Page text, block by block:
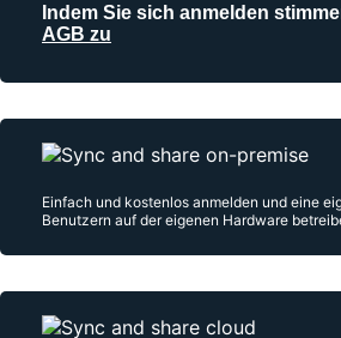
Indem Sie sich anmelden
AGB zu
Einfach und kostenlos anmelden und eine
Benutzern auf der eigenen Hardware